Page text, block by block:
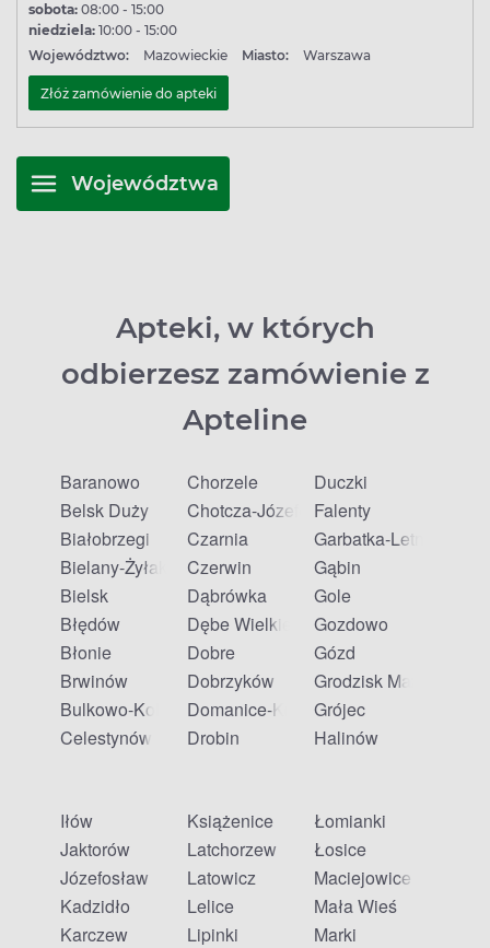
sobota: 08:00 - 15:00
niedziela: 10:00 - 15:00
Województwo:
Mazowieckie Miasto: Warszawa
Złóż zamówienie do apteki
Województwa
Apteki, w których
odbierzesz zamówienie z
Apteline
Baranowo
Belsk Duży
Białobrzegi
Bielany-Żyłaki
Bielsk
Błędów
Błonie
Brwinów
Bulkowo-Kolonia
Celestynów
Chorzele
Chotcza-Józefów
Czarnia
Czerwin
Dąbrówka
Dębe Wielkie
Dobre
Dobrzyków
Domanice-Kolonia
Drobin
Duczki
Falenty
Garbatka-Letnisko
Gąbin
Gole
Gozdowo
Gózd
Grodzisk Mazowiecki
Grójec
Halinów
Iłów
Jaktorów
Józefosław
Kadzidło
Karczew
Książenice
Latchorzew
Latowicz
Lelice
Lipinki
Łomianki
Łosice
Maciejowice
Mała Wieś
Marki